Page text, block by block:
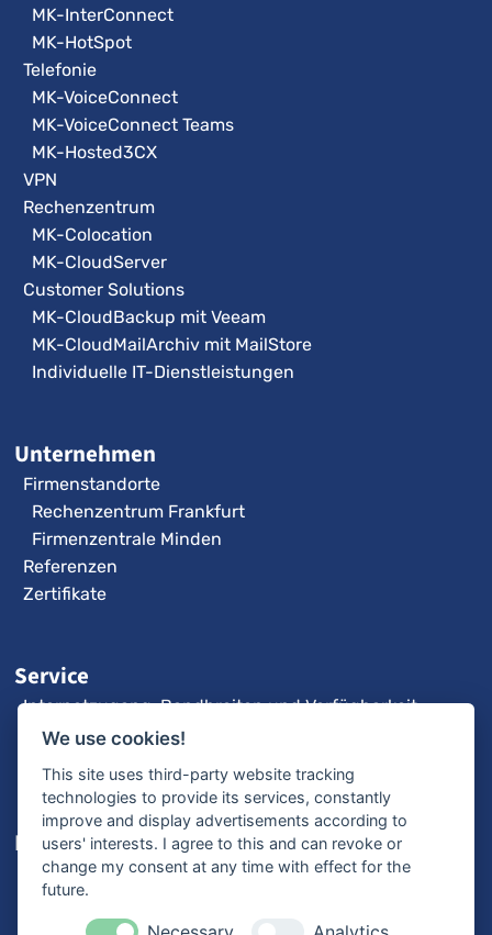
MK-InterConnect
MK-HotSpot
Telefonie
MK-VoiceConnect
MK-VoiceConnect Teams
MK-Hosted3CX
VPN
Rechenzentrum
MK-Colocation
MK-CloudServer
Customer Solutions
MK-CloudBackup mit Veeam
MK-CloudMailArchiv mit MailStore
Individuelle IT-Dienstleistungen
Unternehmen
Firmenstandorte
Rechenzentrum Frankfurt
Firmenzentrale Minden
Referenzen
Zertifikate
Service
Internetzugang: Bandbreiten und Verfügbarkeit
3CX-Videoanleitungen
Karriere
Offene Stellen
Ausbildung
Bewerbungsprozess
We use cookies!
This site uses third-party website tracking
technologies to provide its services, constantly
improve and display advertisements according to
users' interests. I agree to this and can revoke or
change my consent at any time with effect for the
future.